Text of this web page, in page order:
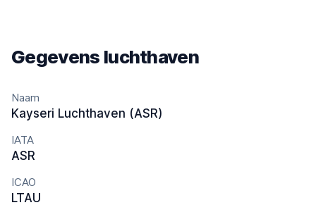
Gegevens luchthaven
Naam
Kayseri Luchthaven (ASR)
IATA
ASR
ICAO
LTAU